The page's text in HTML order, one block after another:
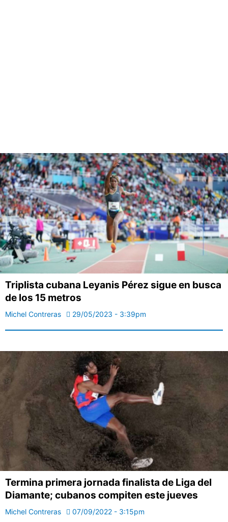
Triplista cubana Leyanis Pérez sigue en busca
de los 15 metros
Michel Contreras 29/05/2023 - 3:39pm
Termina primera jornada finalista de Liga del
Diamante; cubanos compiten este jueves
Michel Contreras 07/09/2022 - 3:15pm